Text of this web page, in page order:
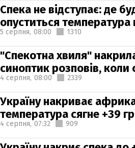
Спека не відступає: де
опуститься
5 серпня, 08:00 1310
"Спекотна хвиля"
синоптик розповів, коли
4 серпня, 08:00 2339
Україну накриває
температура сягне +39
4 серпня, 07:32 909